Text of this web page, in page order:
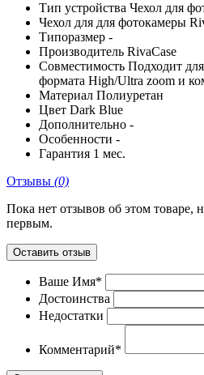
Тип устройства Чехол для
Чехол для для фотокамеры
Типоразмер -
Производитель RivaCase
Совместимость Подходит
формата High/Ultra zoom и
Материал Полиуретан
Цвет Dark Blue
Дополнительно -
Особенности -
Гарантия 1 мес.
Отзывы (0)
Пока нет отзывов об этом
первым.
Оставить отзыв
Ваше Имя*
Достоинства
Недостатки
Комментарий*